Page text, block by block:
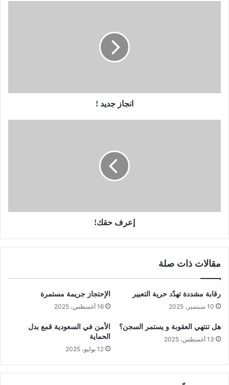
انجاز جديد !
إعرف حقك!
مقالات ذات صلة
رقابة مشددة تهدّد حرية التعبير
10 سبتمبر، 2025
الإحتجاز جريمة مستمرة
16 أغسطس، 2025
هل تنتهي العقوبة و يستمر السجن؟
13 أغسطس، 2025
الأمن في السعودية قمع بدل
الحماية
12 يوليو، 2025